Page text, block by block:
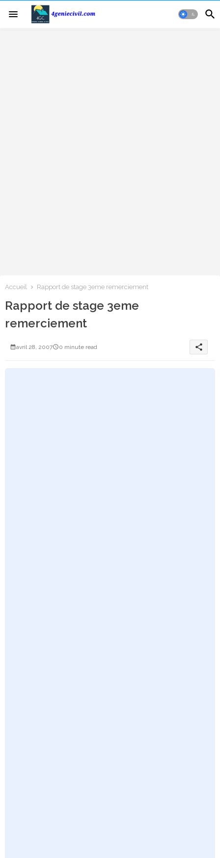
Accueil Rapport de stage 3eme remerciement
Rapport de stage 3eme
remerciement
avril 28, 2007 0 minute read share